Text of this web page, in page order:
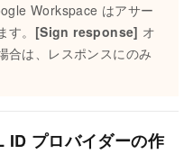
Workspace はアサー
。 [Sign response] オ
合は、レスポンスにのみ
ID プロバイダーの作